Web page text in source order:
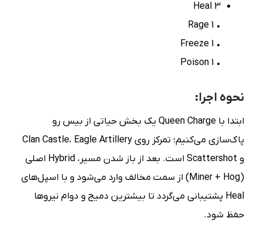
3 Heal
• 1 Rage
• 1 Freeze
• 1 Poison
نحوه اجرا:
ابتدا با Queen Charge یک بخش حیاتی از بیس رو
پاک‌سازی می‌کنیم؛ تمرکز روی Clan Castle، Eagle Artillery
و Scattershot است. بعد از باز شدن مسیر، Hybrid اصلی
(Miner + Hog) از سمت مخالف وارد می‌شود و با اسپل‌های
Heal پشتیبانی می‌گردد تا بیشترین دمیج و دوام نیروها
حفظ شود.